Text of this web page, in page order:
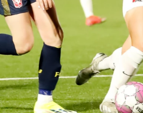
Jong AZ
Seizoenkaart